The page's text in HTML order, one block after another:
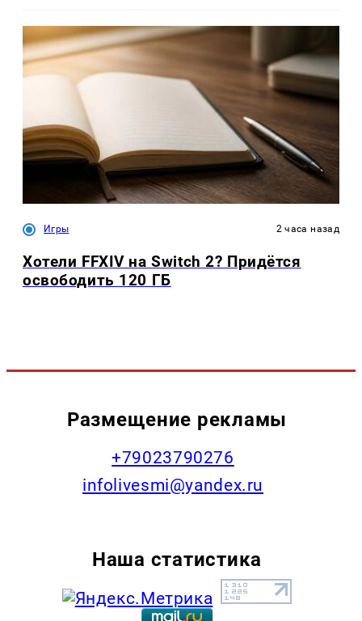
Игры 2 часа назад
Хотели FFXIV на Switch 2? Придётся
освободить 120 ГБ
Размещение рекламы
+79023790276
infolivesmi@yandex.ru
Наша статистика